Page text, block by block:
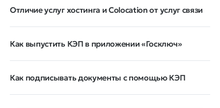
Отличие услуг хостинга и Colocation от услуг связи
Как выпустить КЭП в приложении «Госключ»
Как подписывать документы с помощью КЭП